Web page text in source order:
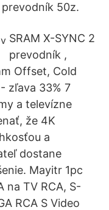
50z.
SRAM X-SYNC 2
prevodník ,
Offset, Cold
zľava 33% 7
a televízne
že 4K
a
dostane
Mayitr 1pc
na TV RCA, S-
RCA S Video